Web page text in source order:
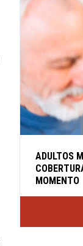
ADULTOS
MOMENTO